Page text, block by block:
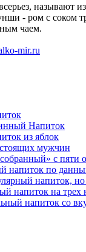
называют
- ром с соком
чаем.
mir.ru
Напиток
из яблок
мужчин
с пяти
напиток по
напиток,
напиток на трех
напиток со